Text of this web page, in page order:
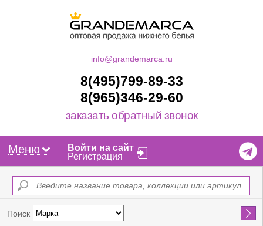
info@grandemarca.ru
8(495)799-89-33
8(965)346-29-60
заказать обратный звонок
Меню
Войти на сайт
Регистрация
Поиск Найти